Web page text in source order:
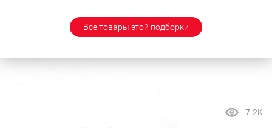
Все товары этой подборки
7.2K